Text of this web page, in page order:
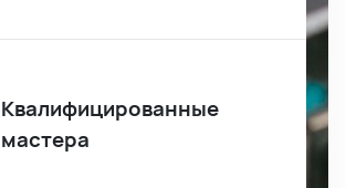
Квалифицированные
мастера